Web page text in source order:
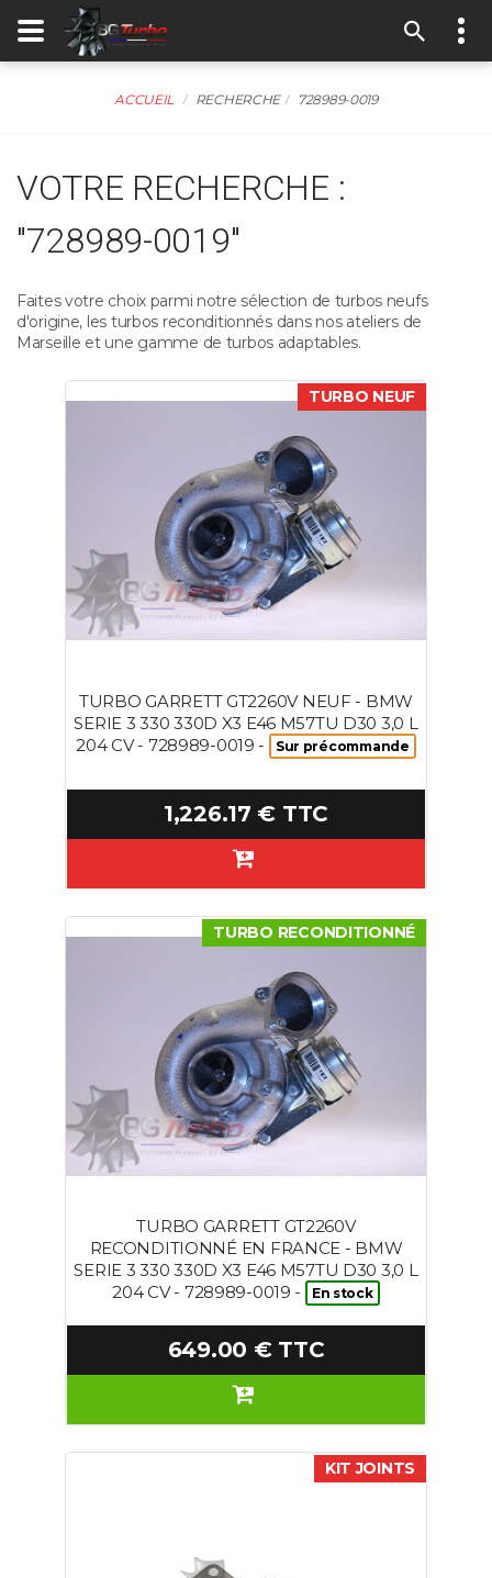
ACCUEIL RECHERCHE 728989-0019
VOTRE RECHERCHE :
"728989-0019"
Faites votre choix parmi notre sélection de turbos neufs
d'origine, les turbos reconditionnés dans nos ateliers de
Marseille et une gamme de turbos adaptables.
TURBO NEUF
TURBO GARRETT GT2260V NEUF - BMW
SERIE 3 330 330D X3 E46 M57TU D30 3,0 L
204 CV - 728989-0019 -
Sur précommande
1,226.17 € TTC
TURBO RECONDITIONNÉ
TURBO GARRETT GT2260V
RECONDITIONNÉ EN FRANCE - BMW
SERIE 3 330 330D X3 E46 M57TU D30 3,0 L
204 CV - 728989-0019 -
En stock
649.00 € TTC
KIT JOINTS